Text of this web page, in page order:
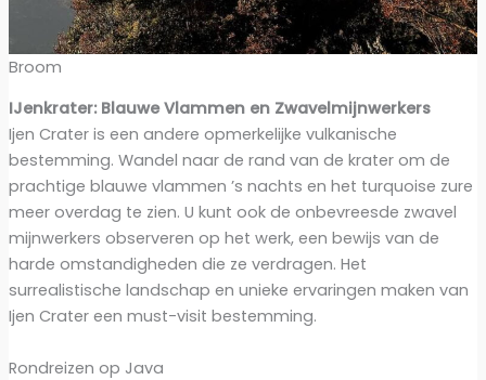
Broom
IJenkrater: Blauwe Vlammen en Zwavelmijnwerkers
Ijen Crater is een andere opmerkelijke vulkanische
bestemming. Wandel naar de rand van de krater om de
prachtige blauwe vlammen ’s nachts en het turquoise zure
meer overdag te zien. U kunt ook de onbevreesde zwavel
mijnwerkers observeren op het werk, een bewijs van de
harde omstandigheden die ze verdragen. Het
surrealistische landschap en unieke ervaringen maken van
Ijen Crater een must-visit bestemming.
Rondreizen op Java